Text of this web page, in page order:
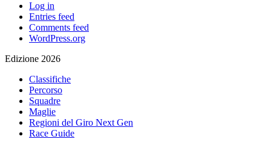
Log in
Entries feed
Comments feed
WordPress.org
Edizione 2026
Classifiche
Percorso
Squadre
Maglie
Regioni del Giro Next Gen
Race Guide